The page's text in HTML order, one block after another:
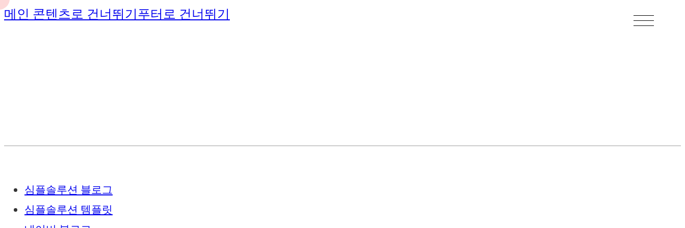
메인 콘텐츠로 건너뛰기 푸터로 건너뛰기
심플솔루션 블로그
심플솔루션 템플릿